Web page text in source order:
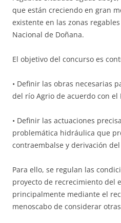
que están creciendo en gran
existente en las zonas
Nacional de Doñana.
El objetivo del concurso es
• Definir las obras necesarias
del río Agrio de acuerdo con el
• Definir las actuaciones
problemática hidráulica que
contraembalse y derivación
Para ello, se regulan las
proyecto de recrecimiento del
principalmente mediante el
menoscabo de considerar